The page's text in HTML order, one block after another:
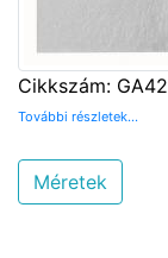
Cikkszám:
További részletek...
Méretek